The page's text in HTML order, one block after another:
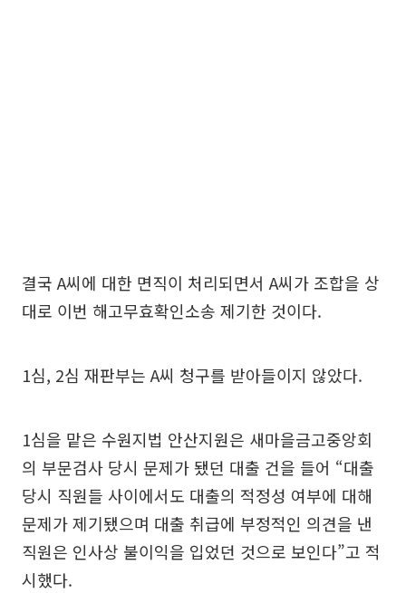
결국 A씨에 대한 면직이 처리되면서 A씨가 조합을 상
대로 이번 해고무효확인소송 제기한 것이다.
1심, 2심 재판부는 A씨 청구를 받아들이지 않았다.
1심을 맡은 수원지법 안산지원은 새마을금고중앙회
의 부문검사 당시 문제가 됐던 대출 건을 들어 “대출
당시 직원들 사이에서도 대출의 적정성 여부에 대해
문제가 제기됐으며 대출 취급에 부정적인 의견을 낸
직원은 인사상 불이익을 입었던 것으로 보인다”고 적
시했다.